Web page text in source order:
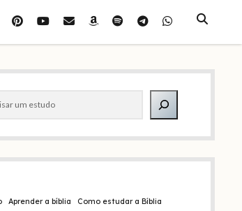
pinterestyoutube
e-
amazon
spotifytelegram
whatsapp
Aprender a bíblia Como estudar a Bíblia